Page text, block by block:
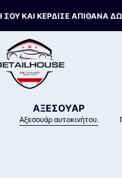
ΑΞΕΣΟΥΑΡ
Αξεσουάρ αυτοκινήτου.